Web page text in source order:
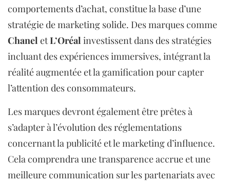
comportements d’achat, constitue la base d’une
stratégie de marketing solide. Des marques comme
Chanel etL’Oréal investissent dans des stratégies
incluant des expériences immersives, intégrant la
réalité augmentée et la gamification pour capter
l’attention des consommateurs.
Les marques devront également être prêtes à
s’adapter à l’évolution des réglementations
concernant la publicité et le marketing d’influence.
Cela comprendra une transparence accrue et une
meilleure communication sur les partenariats avec